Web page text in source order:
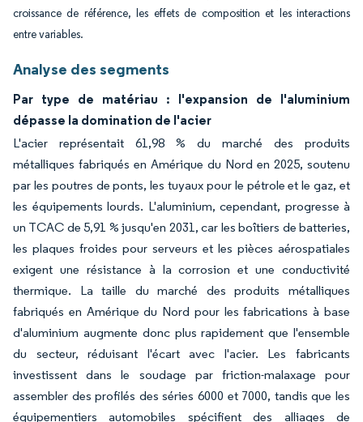
croissance de référence, les effets de composition et les interactions
entre variables.
Analyse des segments
Par type de matériau : l'expansion de l'aluminium
dépasse la domination de l'acier
L'acier représentait 61,98 % du marché des produits
métalliques fabriqués en Amérique du Nord en 2025, soutenu
par les poutres de ponts, les tuyaux pour le pétrole et le gaz, et
les équipements lourds. L'aluminium, cependant, progresse à
un TCAC de 5,91 % jusqu'en 2031, car les boîtiers de batteries,
les plaques froides pour serveurs et les pièces aérospatiales
exigent une résistance à la corrosion et une conductivité
thermique. La taille du marché des produits métalliques
fabriqués en Amérique du Nord pour les fabrications à base
d'aluminium augmente donc plus rapidement que l'ensemble
du secteur, réduisant l'écart avec l'acier. Les fabricants
investissent dans le soudage par friction-malaxage pour
assembler des profilés des séries 6000 et 7000, tandis que les
équipementiers automobiles spécifient des alliages de